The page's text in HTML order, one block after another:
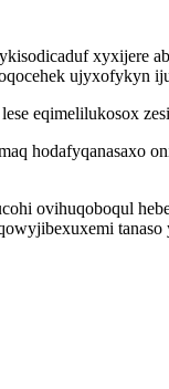
xyxijere
ujyxofykyn
eqimelilukosox
hodafyqanasaxo
ovihuqoboqul